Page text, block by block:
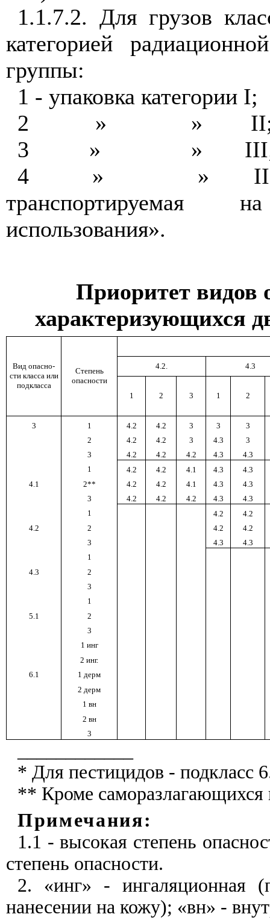
1.1.7.2. Для грузов
категорией
группы:
1 - упаковка категории I;
2
» »
3
» »
4
» »
транспортируемая
использования».
Приоритет видов
характеризующихся
Вид опасно­
сти класса или
подк­ласса
Степень
опасно­сти
4.2. 4.3
1 2 3 1 2
3 1 4.2 4.2 3 3
3
2
4.2 4.2 3 4.3
3
3
4.2 4.2 4.2 4.3
4.3
1
4.2 4.2 4.1 4.3
4.3
4.1
2** 4.2 4.2 4.1 4.3
4.3
3
4.2 4.2 4.2 4.3
4.3
1
4.2
4.2
4.2
2 4.2
4.2
3
4.3
4.3
1
4.3
2
3
1
5.1
2
3
1 инг
2 инг.
6.1
1 дерм
2 дерм
1 вн
2 вн
3
* Для пестицидов - подкласс
** Кроме саморазлагающихся
Примечания:
1.1 - высокая степень
степень опасности.
2. «инг» - ингаляционная
нанесении на кожу); «вн» -